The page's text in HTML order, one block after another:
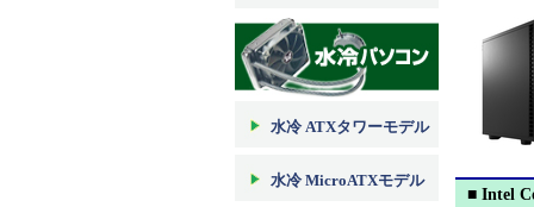
水冷 ATXタワーモデル
水冷 MicroATXモデル
■ Intel